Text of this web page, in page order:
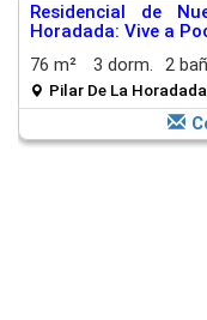
Residencial de
Horadada: Vive a
76 m²
3 dorm. 2
Pilar De La